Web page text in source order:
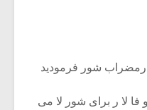
شور فرمودید
فا لا ر برای شور لا می